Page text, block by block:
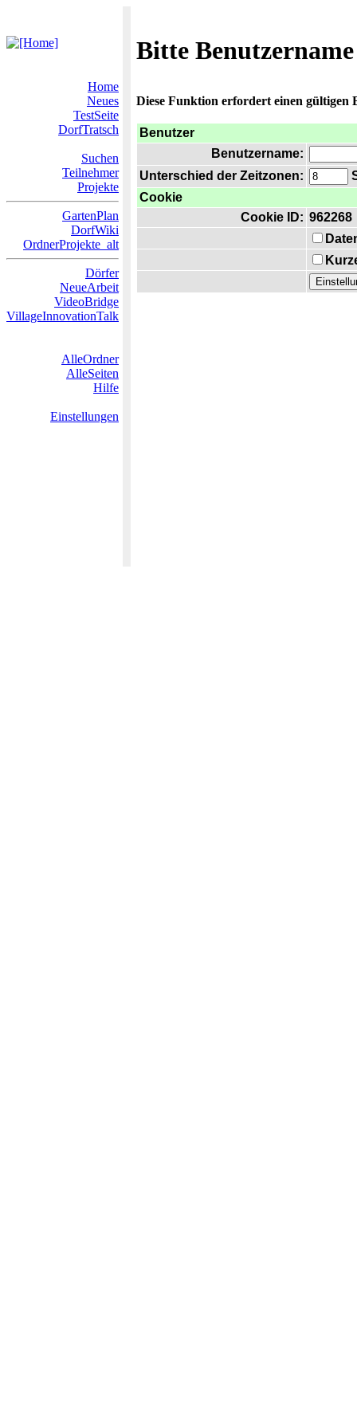
Bitte
Home
Neues
TestSeite
DorfTratsch
Suchen
Teilnehmer
Projekte
GartenPlan
DorfWiki
OrdnerProjekte_alt
Dörfer
NeueArbeit
VideoBridge
VillageInnovationTalk
AlleOrdner
AlleSeiten
Hilfe
Einstellungen
Diese Funktion erfordert einen gültigen
Benutzer
Benutzername:
Unterschied der Zeitzonen:
Cookie
Cookie ID: 962268